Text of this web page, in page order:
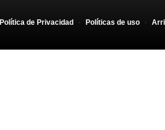
Política de Privacidad - Políticas de uso -